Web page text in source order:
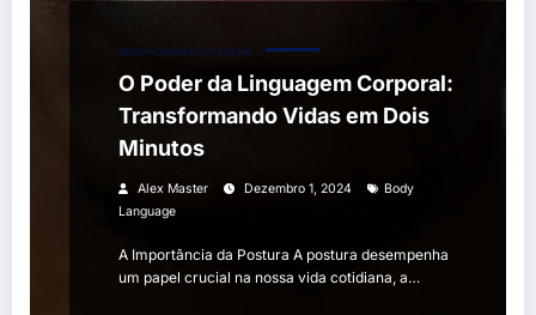
DESENVOLVIMENTO PESSOAL
O Poder da Linguagem Corporal:
Transformando Vidas em Dois
Minutos
Alex Master Dezembro 1, 2024
Body
Language
A Importância da Postura A postura desempenha
um papel crucial na nossa vida cotidiana, a…